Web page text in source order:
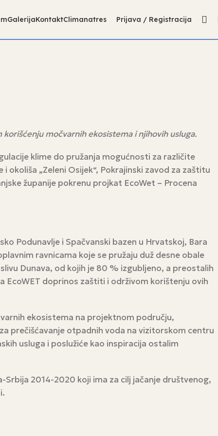
GalerijaKontaktClimanatres Prijava / Registracija
močvarnih ekosistema i njihovih usluga.
klime do pružanja mogućnosti za različite
„Zeleni Osijek“, Pokrajinski zavod za zaštitu
županije pokrenu projkat EcoWet – Procena
Podunavlje i Spačvanski bazen u Hrvatskoj, Bara
ravnicama koje se pružaju duž desne obale
Dunava, od kojih je 80 % izgubljeno, a preostalih
doprinos zaštiti i održivom korištenju ovih
ekosistema na projektnom području,
prečišćavanje otpadnih voda na vizitorskom centru
usluga i poslužiće kao inspiracija ostalim
2014-2020 koji ima za cilj jačanje društvenog,